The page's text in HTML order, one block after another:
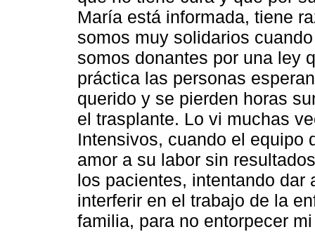
María está informada, tiene
somos muy solidarios
somos donantes por una ley
práctica las personas
querido y se pierden horas
el trasplante. Lo vi muchas
Intensivos, cuando el equipo
amor a su labor sin
los pacientes, intentando
interferir en el trabajo de la
familia, para no entorpecer